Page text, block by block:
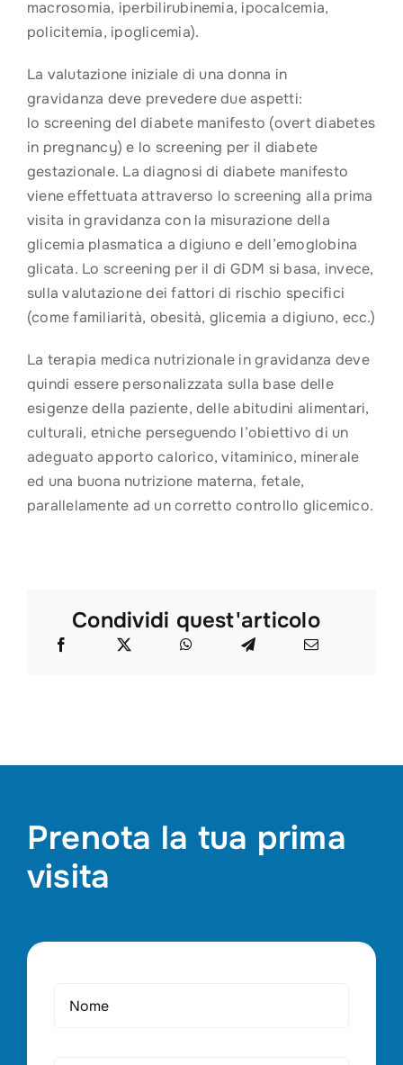
macrosomia, iperbilirubinemia, ipocalcemia,
policitemia, ipoglicemia).
La valutazione iniziale di una donna in
gravidanza deve prevedere due aspetti:
lo screening del diabete manifesto (overt diabetes
in pregnancy) e lo screening per il diabete
gestazionale. La diagnosi di diabete manifesto
viene effettuata attraverso lo screening alla prima
visita in gravidanza con la misurazione della
glicemia plasmatica a digiuno e dell’emoglobina
glicata. Lo screening per il di GDM si basa, invece,
sulla valutazione dei fattori di rischio specifici
(come familiarità, obesità, glicemia a digiuno, ecc.)
La terapia medica nutrizionale in gravidanza deve
quindi essere personalizzata sulla base delle
esigenze della paziente, delle abitudini alimentari,
culturali, etniche perseguendo l’obiettivo di un
adeguato apporto calorico, vitaminico, minerale
ed una buona nutrizione materna, fetale,
parallelamente ad un corretto controllo glicemico.
Condividi quest'articolo
Prenota la tua prima
visita